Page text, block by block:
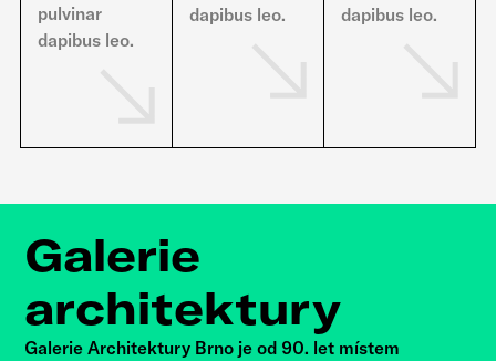
pulvinar
dapibus leo.
dapibus leo.
dapibus leo.
Galerie
architektury
Galerie Architektury Brno je od 90. let místem